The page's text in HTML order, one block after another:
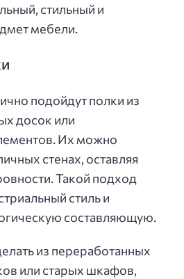
стильный и
мебели.
подойдут полки из
досок или
Их можно
стенах, оставляя
Такой подход
стиль и
составляющую.
из переработанных
или старых шкафов,